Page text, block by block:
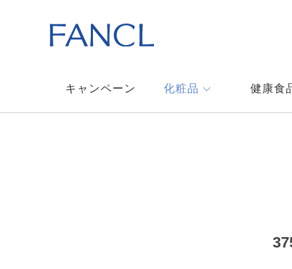
キャンペーン 化粧品 健康食